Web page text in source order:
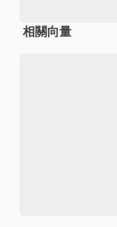
相關向量